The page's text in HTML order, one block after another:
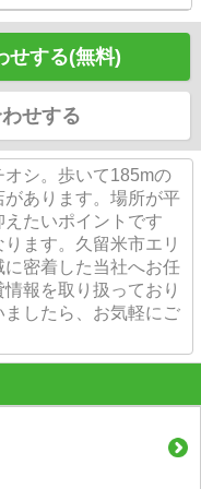
せする(無料)
せする
オシ。歩いて185mの
あります。場所が平
たいポイントです
ます。久留米市エリ
密着した当社へお任
報を取り扱っており
したら、お気軽にご